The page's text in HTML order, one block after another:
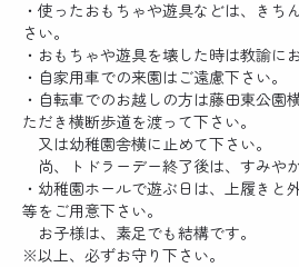
・使ったおもちゃや遊具などは、きち
さい。
・おもちゃや遊具を壊した時は教諭に
・自家用車での来園はご遠慮下さい。
・自転車でのお越しの方は藤田東公園
ただき横断歩道を渡って下さい。
又は幼稚園舎横に止めて下さい。
尚、トドラーデー終了後は、すみや
・幼稚園ホールで遊ぶ日は、上履きと
等をご用意下さい。
お子様は、素足でも結構です。
※以上、必ずお守り下さい。